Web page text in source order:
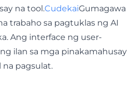
na tool.CudekaiGumagawa
trabaho sa pagtuklas ng AI
Ang interface ng user-
ilan sa mga pinakamahusay
na pagsulat.